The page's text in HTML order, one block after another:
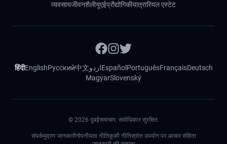
व्यवसायजीवनशैलीयूएईप्रौद्योगिकीयात्रारियल एस्टेट
हिंदीEnglishРусский中文اردوEspañol PortuguêsFrançaisDeutsch
MagyarSlovenský
© 2026 दुबईसमाचार. सर्वाधिकार सुरक्षित.
संपर्कमुद्रण जानकारीगोपनीयता नीतिकुकी नीतिस्रोत उपयोग पर आचार संहिता